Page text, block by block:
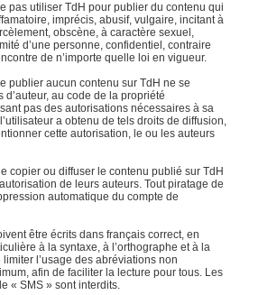
pas utiliser TdH pour publier du contenu qui
imprécis, abusif, vulgaire, incitant à
obscène, à caractère sexuel,
d’une personne, confidentiel, contraire
de n’importe quelle loi en vigueur.
publier aucun contenu sur TdH ne se
au code de la propriété
pas des autorisations nécessaires à sa
a obtenu de tels droits de diffusion,
cette autorisation, le ou les auteurs
copier ou diffuser le contenu publié sur TdH
de leurs auteurs. Tout piratage de
automatique du compte de
être écrits dans français correct, en
à la syntaxe, à l’orthographe et à la
l’usage des abréviations non
afin de faciliter la lecture pour tous. Les
« SMS » sont interdits.